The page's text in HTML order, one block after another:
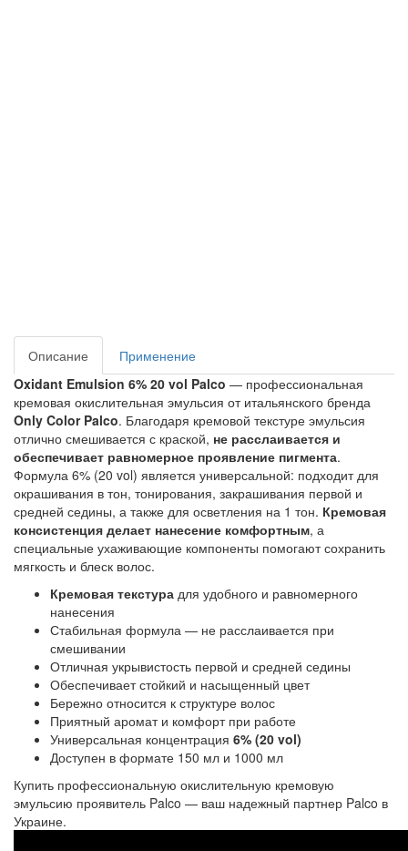
Описание
Применение
Oxidant Emulsion 6% 20 vol Palco — профессиональная
Only Color Palco. Благодаря кремовой текстуре эмульсия
отлично смешивается с краской, не расслаивается и
обеспечивает равномерное проявление пигмента.
Формула 6% (20 vol) является универсальной: подходит для
окрашивания в тон, тонирования, закрашивания первой и
средней седины, а также для осветления на 1 тон. Кремовая
консистенция делает нанесение комфортным, а
специальные ухаживающие компоненты помогают сохранить
мягкость и блеск волос.
Кремовая текстура для удобного и равномерного
нанесения
Стабильная формула — не расслаивается при
смешивании
Отличная укрывистость первой и средней седины
Обеспечивает стойкий и насыщенный цвет
Бережно относится к структуре волос
Приятный аромат и комфорт при работе
Универсальная концентрация 6% (20 vol)
Доступен в формате 150 мл и 1000 мл
Купить профессиональную окислительную кремовую
эмульсию проявитель Palco — ваш надежный партнер Palco в
Украине.